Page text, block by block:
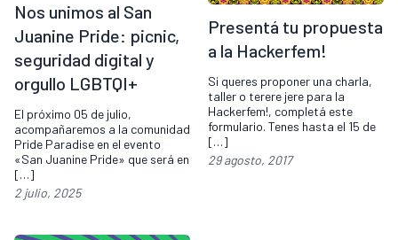
Nos unimos al San
Juanine Pride: picnic,
seguridad digital y
orgullo LGBTQI+
El próximo 05 de julio,
acompañaremos a la comunidad
Pride Paradise en el evento
«San Juanine Pride» que será en
[…]
2 julio, 2025
Presentá tu propuesta
a la Hackerfem!
Si queres proponer una charla,
taller o terere jere para la
Hackerfem!, completá este
formulario. Tenes hasta el 15 de
[…]
29 agosto, 2017